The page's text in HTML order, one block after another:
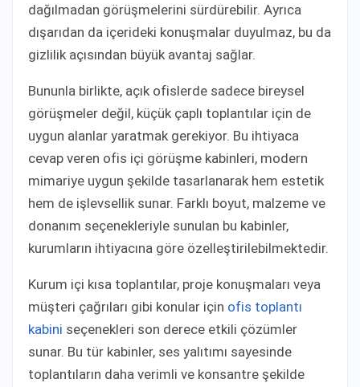
dağılmadan görüşmelerini sürdürebilir. Ayrıca
dışarıdan da içerideki konuşmalar duyulmaz, bu da
gizlilik açısından büyük avantaj sağlar.
Bununla birlikte, açık ofislerde sadece bireysel
görüşmeler değil, küçük çaplı toplantılar için de
uygun alanlar yaratmak gerekiyor. Bu ihtiyaca
cevap veren ofis içi görüşme kabinleri, modern
mimariye uygun şekilde tasarlanarak hem estetik
hem de işlevsellik sunar. Farklı boyut, malzeme ve
donanım seçenekleriyle sunulan bu kabinler,
kurumların ihtiyacına göre özelleştirilebilmektedir.
Kurum içi kısa toplantılar, proje konuşmaları veya
müşteri çağrıları gibi konular için ofis toplantı
kabini seçenekleri son derece etkili çözümler
sunar. Bu tür kabinler, ses yalıtımı sayesinde
toplantıların daha verimli ve konsantre şekilde